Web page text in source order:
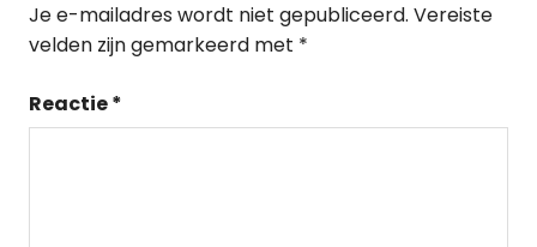
Je e-mailadres wordt niet gepubliceerd. Vereiste
velden zijn gemarkeerd met *
Reactie*